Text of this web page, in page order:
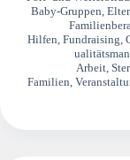
Baby-Gruppen,
Hilfen,Fundraising,
Arbeit,
Familien,